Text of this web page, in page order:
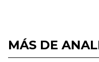
MÁS DE